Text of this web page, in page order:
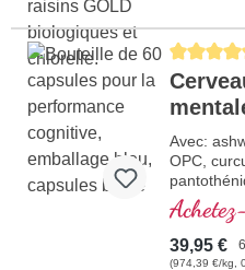
Average
Avec:
OPC,
la
la
quelques
bioactive!
39,95 €
(974,39 €/kg,